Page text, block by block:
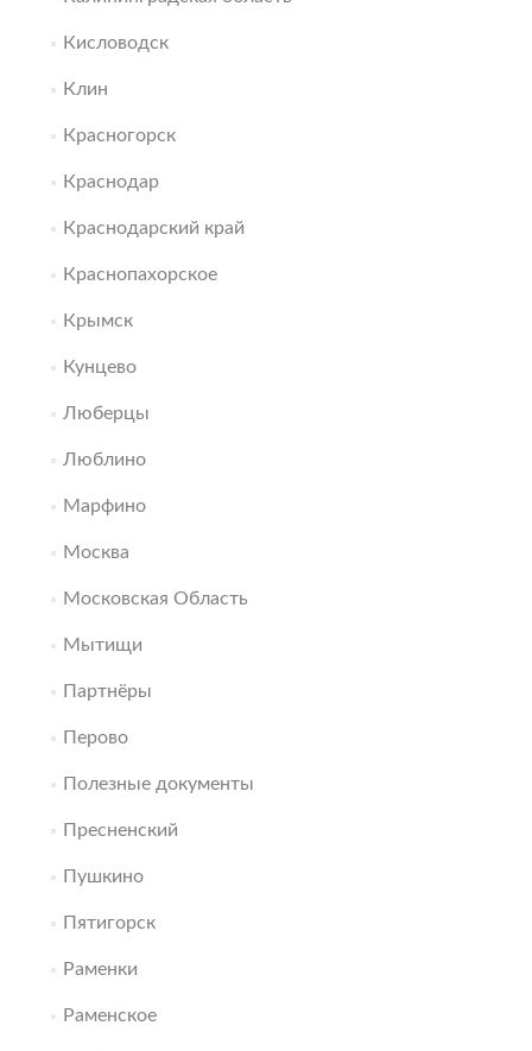
Кисловодск
Клин
Красногорск
Краснодар
Краснодарский край
Краснопахорское
Крымск
Кунцево
Люберцы
Люблино
Марфино
Москва
Московская Область
Мытищи
Партнёры
Перово
Полезные документы
Пресненский
Пушкино
Пятигорск
Раменки
Раменское